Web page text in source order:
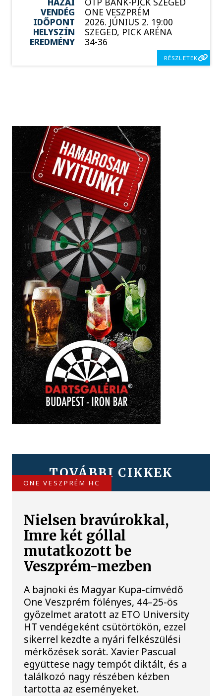
VENDÉG
ONE VESZPRÉM
IDŐPONT
2026. JÚNIUS 2. 19:00
HELYSZÍN
SZEGED, PICK ARÉNA
EREDMÉNY
34-36
RÉSZLETEK
TOVÁBBI CIKKEK
ONE VESZPRÉM HC
Nielsen bravúrokkal,
Imre két góllal
mutatkozott be
Veszprém-mezben
A bajnoki és Magyar Kupa-címvédő
One Veszprém fölényes, 44–25-ös
győzelmet aratott az ETO University
HT vendégeként csütörtökön, ezzel
sikerrel kezdte a nyári felkészülési
mérkőzések sorát. Xavier Pascual
együttese nagy tempót diktált, és a
találkozó nagy részében kézben
tartotta az eseményeket.